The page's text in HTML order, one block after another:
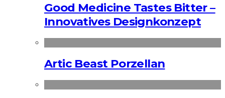
Good Medicine Tastes Bitter –
Innovatives Designkonzept
Artic Beast Porzellan